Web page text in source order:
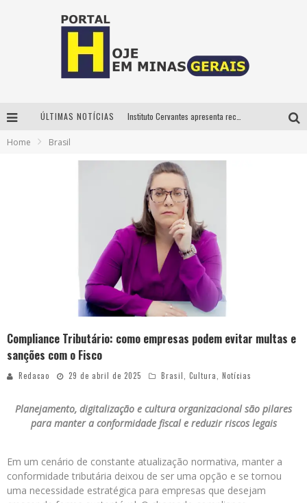
ÚLTIMAS NOTÍCIAS
Home Brasil
Compliance Tributário: como empresas podem evitar multas e
sanções com o Fisco
Redacao 29 de abril de 2025 Brasil, Cultura, Notícias
Planejamento, digitalização e cultura organizacional são pilares
para manter a conformidade fiscal e reduzir riscos legais
Em um cenário de constante atualização normativa, manter a
conformidade tributária deixou de ser uma opção e se tornou
uma necessidade estratégica para empresas que desejam